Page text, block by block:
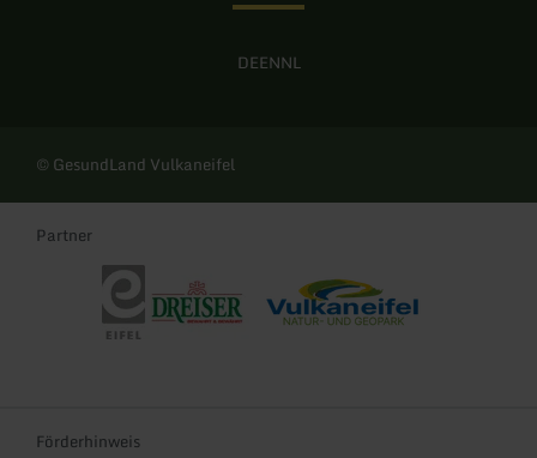
DEENNL
© GesundLand Vulkaneifel
Partner
Eifel Tourismus
Förderhinweis